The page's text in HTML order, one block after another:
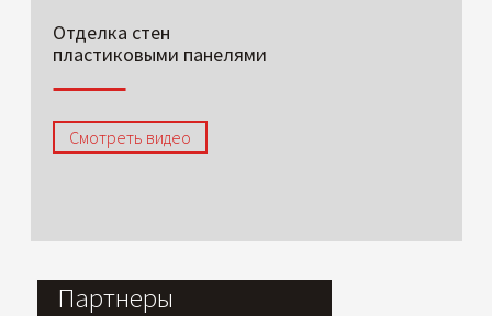
Отделка стен
пластиковыми панелями
Смотреть видео
Партнеры